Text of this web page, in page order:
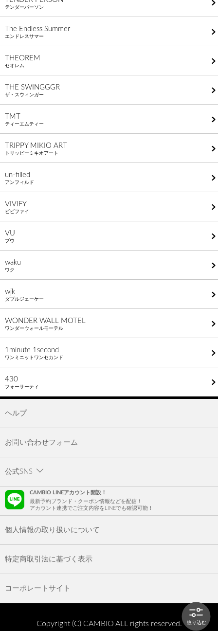
テンダーパーソン
The Endless Summer
エンドレスサマー
THEOREM
セオレム
THE SWINGGGR
ザ・スウィンガー
TMT
ティーエムティー
TRIPPY MIKIO ART
トリッピーミキオアート
un-filled
アンフィルド
VIVIFY
ビビファイ
VU
ブウ
waku
ワク
wjk
ダブルジェーケー
WONDER WALL MOTEL
ワンダーウォールモーテル
1minute​ 1second
ワンミニットワンセカンド
430
フォーサーティ
ヘルプ
お問い合わせフォーム
公式SNS
CAMBIO LINEアカウント開設！
最新予約ブランド・クーポン情報などを配信！
アカウント連携でご注文内容をLINEでも確認可能！
個人情報の取り扱いについて
特定商取引法に基づく表示
コーポレートサイト
Copyright (C) CAMBIO ALL rights reserved.